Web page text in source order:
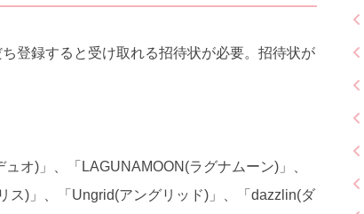
登録すると受け取れる招待状が必要。招待状が
オ)」、「LAGUNAMOON(ラグナムーン)」、
ス)」、「Ungrid(アングリッド)」、「dazzlin(ダ